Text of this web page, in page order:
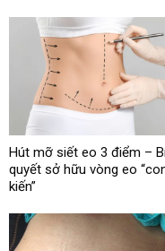
Hút mỡ siết eo 3 điểm –
quyết sở hữu vòng eo
kiến”